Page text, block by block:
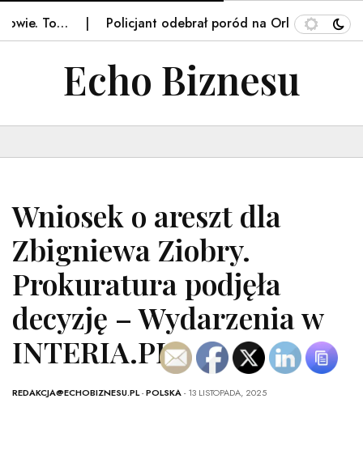
To… Policjant odebrał poród na Orlenie we
Echo Biznesu
Wniosek o areszt dla
Zbigniewa Ziobry.
Prokuratura podjęła
decyzję – Wydarzenia w
INTERIA.PL
REDAKCJA@ECHOBIZNESU.PL-POLSKA- 13 LISTOPADA, 2025